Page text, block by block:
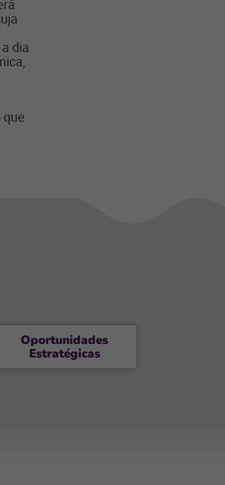
dia
Oportunidades
Estratégicas